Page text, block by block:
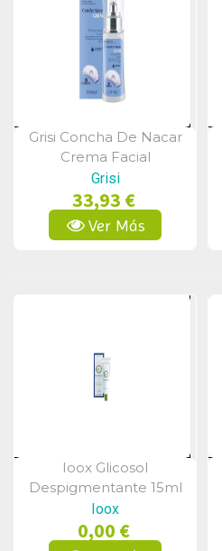
Vista Rápida
Grisi Concha De Nacar
Crema Facial
Regeneradora 60 Ml
Grisi
33,93 €
Ver Más
Vista Rápida
Ioox Glicosol
Despigmentante 15ml
Ioox
0,00 €